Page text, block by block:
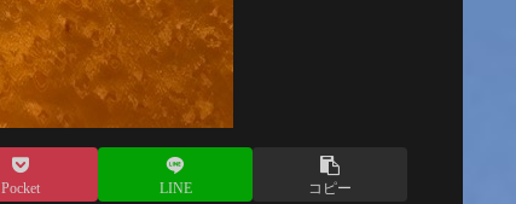
Pocket LINE コピー